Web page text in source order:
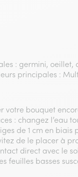
: germini, oeillet,
principales :
votre bouquet
: changez l’eau
de 1 cm en biais
de le placer à
direct avec le
feuilles basses